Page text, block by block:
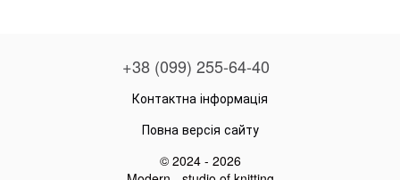
+38 (099) 255-64-40
Контактна інформація
Повна версія сайту
© 2024 - 2026